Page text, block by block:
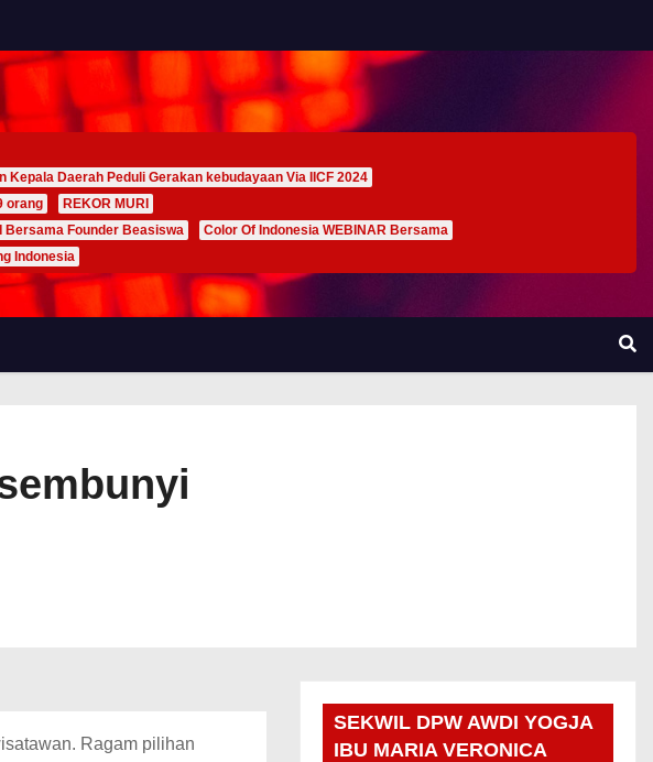
Kepala Daerah Peduli Gerakan kebudayaan Via IICF 2024
orang
REKOR MURI
Bersama Founder Beasiswa
Color Of Indonesia WEBINAR Bersama
Indonesia
Ragam pilihan
SEKWIL DPW AWDI YOGJA
IBU MARIA VERONICA